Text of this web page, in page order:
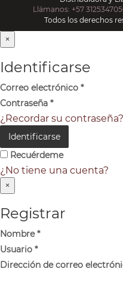
Llámanos: +57
Todos los derechos
×
Identificarse
Correo electrónico *
Contraseña *
¿Recordar su contraseña?
Identificarse
Recuérdeme
¿No tiene una cuenta?
×
Registrar
Nombre*
Usuario *
Dirección de correo